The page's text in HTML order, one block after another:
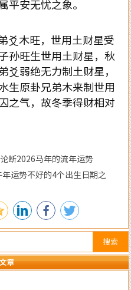
搜索
章
平安无忧之象。
木旺，世用土财星受
孙旺生世用土财星，秋
爻弱绝无力制土财星，
生原卦兄弟木来制世用
之气，故冬季得财相对
断2026马年的流年运势
运势不好的4个出生日期之